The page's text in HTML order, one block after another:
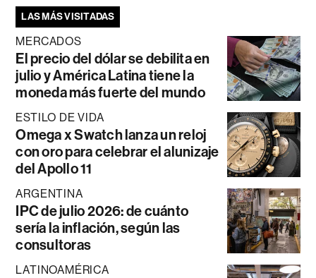
LAS MÁS VISITADAS
MERCADOS
El precio del dólar se debilita en
julio y América Latina tiene la
moneda más fuerte del mundo
ESTILO DE VIDA
Omega x Swatch lanza un reloj
con oro para celebrar el alunizaje
del Apollo 11
ARGENTINA
IPC de julio 2026: de cuánto
sería la inflación, según las
consultoras
LATINOAMÉRICA